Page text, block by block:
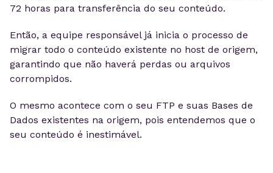
72 horas para transferência do seu conteúdo.
Então, a equipe responsável já inicia o processo de
migrar todo o conteúdo existente no host de origem,
garantindo que não haverá perdas ou arquivos
corrompidos.
O mesmo acontece com o seu FTP e suas Bases de
Dados existentes na origem, pois entendemos que o
seu conteúdo é inestimável.